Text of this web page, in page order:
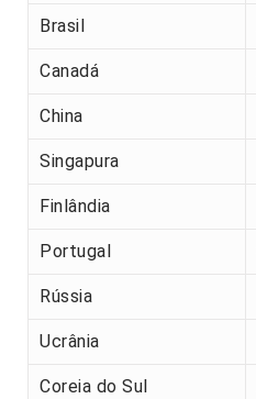
Brasil
Canadá
China
Singapura
Finlândia
Portugal
Rússia
Ucrânia
Coreia do Sul